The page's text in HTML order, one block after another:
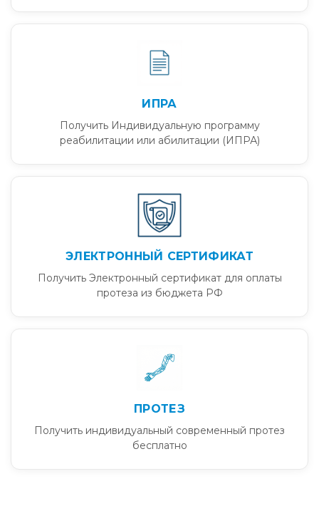
ИПРА
Получить Индивидуальную программу
реабилитации или абилитации (ИПРА)
ЭЛЕКТРОННЫЙ СЕРТИФИКАТ
Получить Электронный сертификат для оплаты
протеза из бюджета РФ
ПРОТЕЗ
Получить индивидуальный современный протез
бесплатно